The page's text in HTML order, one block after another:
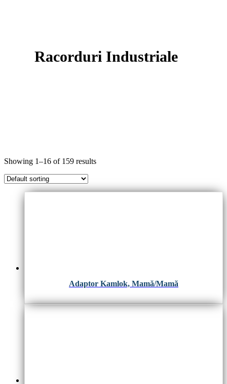
Racorduri Industriale
Showing 1–16 of 159 results
Adaptor Kamlok, Mamă/Mamă